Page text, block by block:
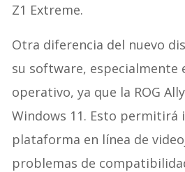
Z1 Extreme.
Otra diferencia del nuevo
su software, especialmente
operativo, ya que la ROG
Windows 11. Esto permitirá
plataforma en línea de
problemas de